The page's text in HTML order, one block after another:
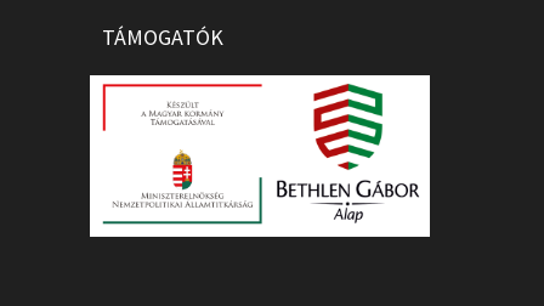
TÁMOGATÓK